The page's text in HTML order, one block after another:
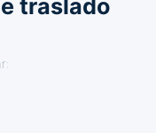
traslado